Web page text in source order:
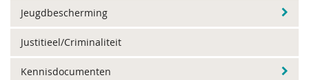
Jeugdbescherming
Justitieel/Criminaliteit
Kennisdocumenten